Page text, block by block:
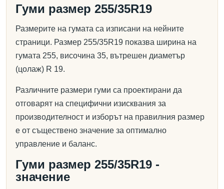
Гуми размер 255/35R19
Размерите на гумата са изписани на нейните
страници. Размер 255/35R19 показва ширина на
гумата 255, височина 35, вътрешен диаметър
(цолаж) R 19.
Различните размери гуми са проектирани да
отговарят на специфични изисквания за
производителност и изборът на правилния размер
е от съществено значение за оптимално
управление и баланс.
Гуми размер 255/35R19 -
значение